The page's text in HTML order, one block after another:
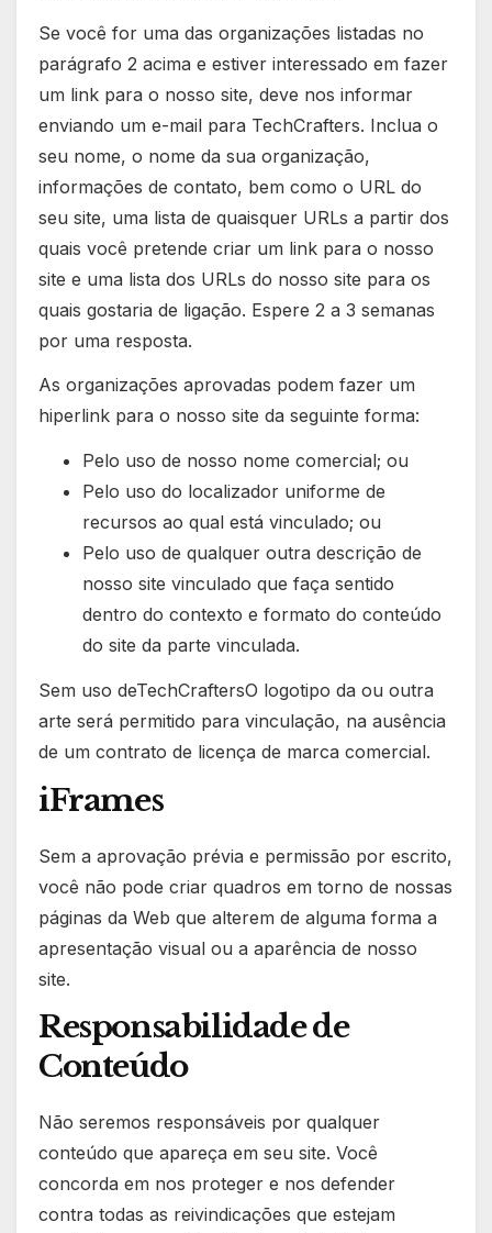
Se você for uma das organizações listadas no
parágrafo 2 acima e estiver interessado em fazer
um link para o nosso site, deve nos informar
enviando um e-mail para TechCrafters. Inclua o
seu nome, o nome da sua organização,
informações de contato, bem como o URL do
seu site, uma lista de quaisquer URLs a partir dos
quais você pretende criar um link para o nosso
site e uma lista dos URLs do nosso site para os
quais gostaria de ligação. Espere 2 a 3 semanas
por uma resposta.
As organizações aprovadas podem fazer um
hiperlink para o nosso site da seguinte forma:
Pelo uso de nosso nome comercial; ou
Pelo uso do localizador uniforme de
recursos ao qual está vinculado; ou
Pelo uso de qualquer outra descrição de
nosso site vinculado que faça sentido
dentro do contexto e formato do conteúdo
do site da parte vinculada.
Sem uso deTechCraftersO logotipo da ou outra
arte será permitido para vinculação, na ausência
de um contrato de licença de marca comercial.
iFrames
Sem a aprovação prévia e permissão por escrito,
você não pode criar quadros em torno de nossas
páginas da Web que alterem de alguma forma a
apresentação visual ou a aparência de nosso
site.
Responsabilidade de
Conteúdo
Não seremos responsáveis por qualquer
conteúdo que apareça em seu site. Você
concorda em nos proteger e nos defender
contra todas as reivindicações que estejam